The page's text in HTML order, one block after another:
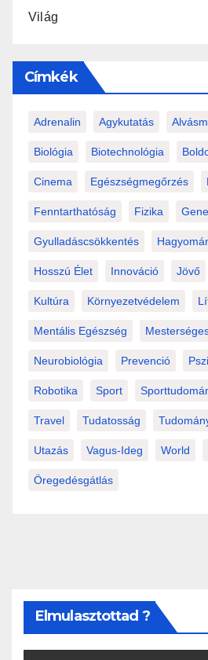
Világ
Címkék
Adrenalin Agykutatás
Biológia Biotechnológia
Cinema Egészségmegőrzés
Fenntarthatóság Fizika
Gyulladáscsökkentés
Hosszú Élet Innováció Jövő
Kultúra Környezetvédelem
Mentális Egészség
Neurobiológia Prevenció
Robotika Sport
Travel Tudatosság
Utazás Vagus-Ideg World
Öregedésgátlás
Elmulasztottad ?